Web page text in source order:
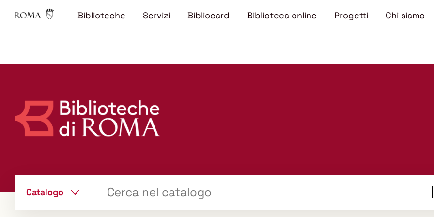
Biblioteche Servizi Bibliocard Biblioteca online Progetti Chi siamo
Catalogocambia
il tuo libro "Catalogo"
la